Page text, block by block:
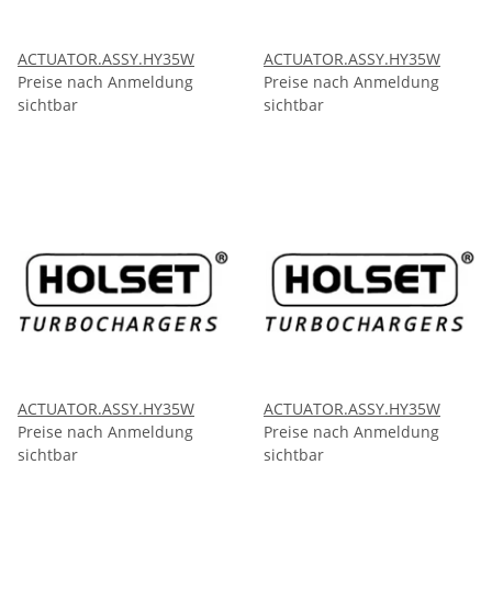
ACTUATOR.ASSY.HY35W
Preise nach Anmeldung
sichtbar
ACTUATOR.ASSY.HY35W
Preise nach Anmeldung
sichtbar
ACTUATOR.ASSY.HY35W
Preise nach Anmeldung
sichtbar
ACTUATOR.ASSY.HY35W
Preise nach Anmeldung
sichtbar